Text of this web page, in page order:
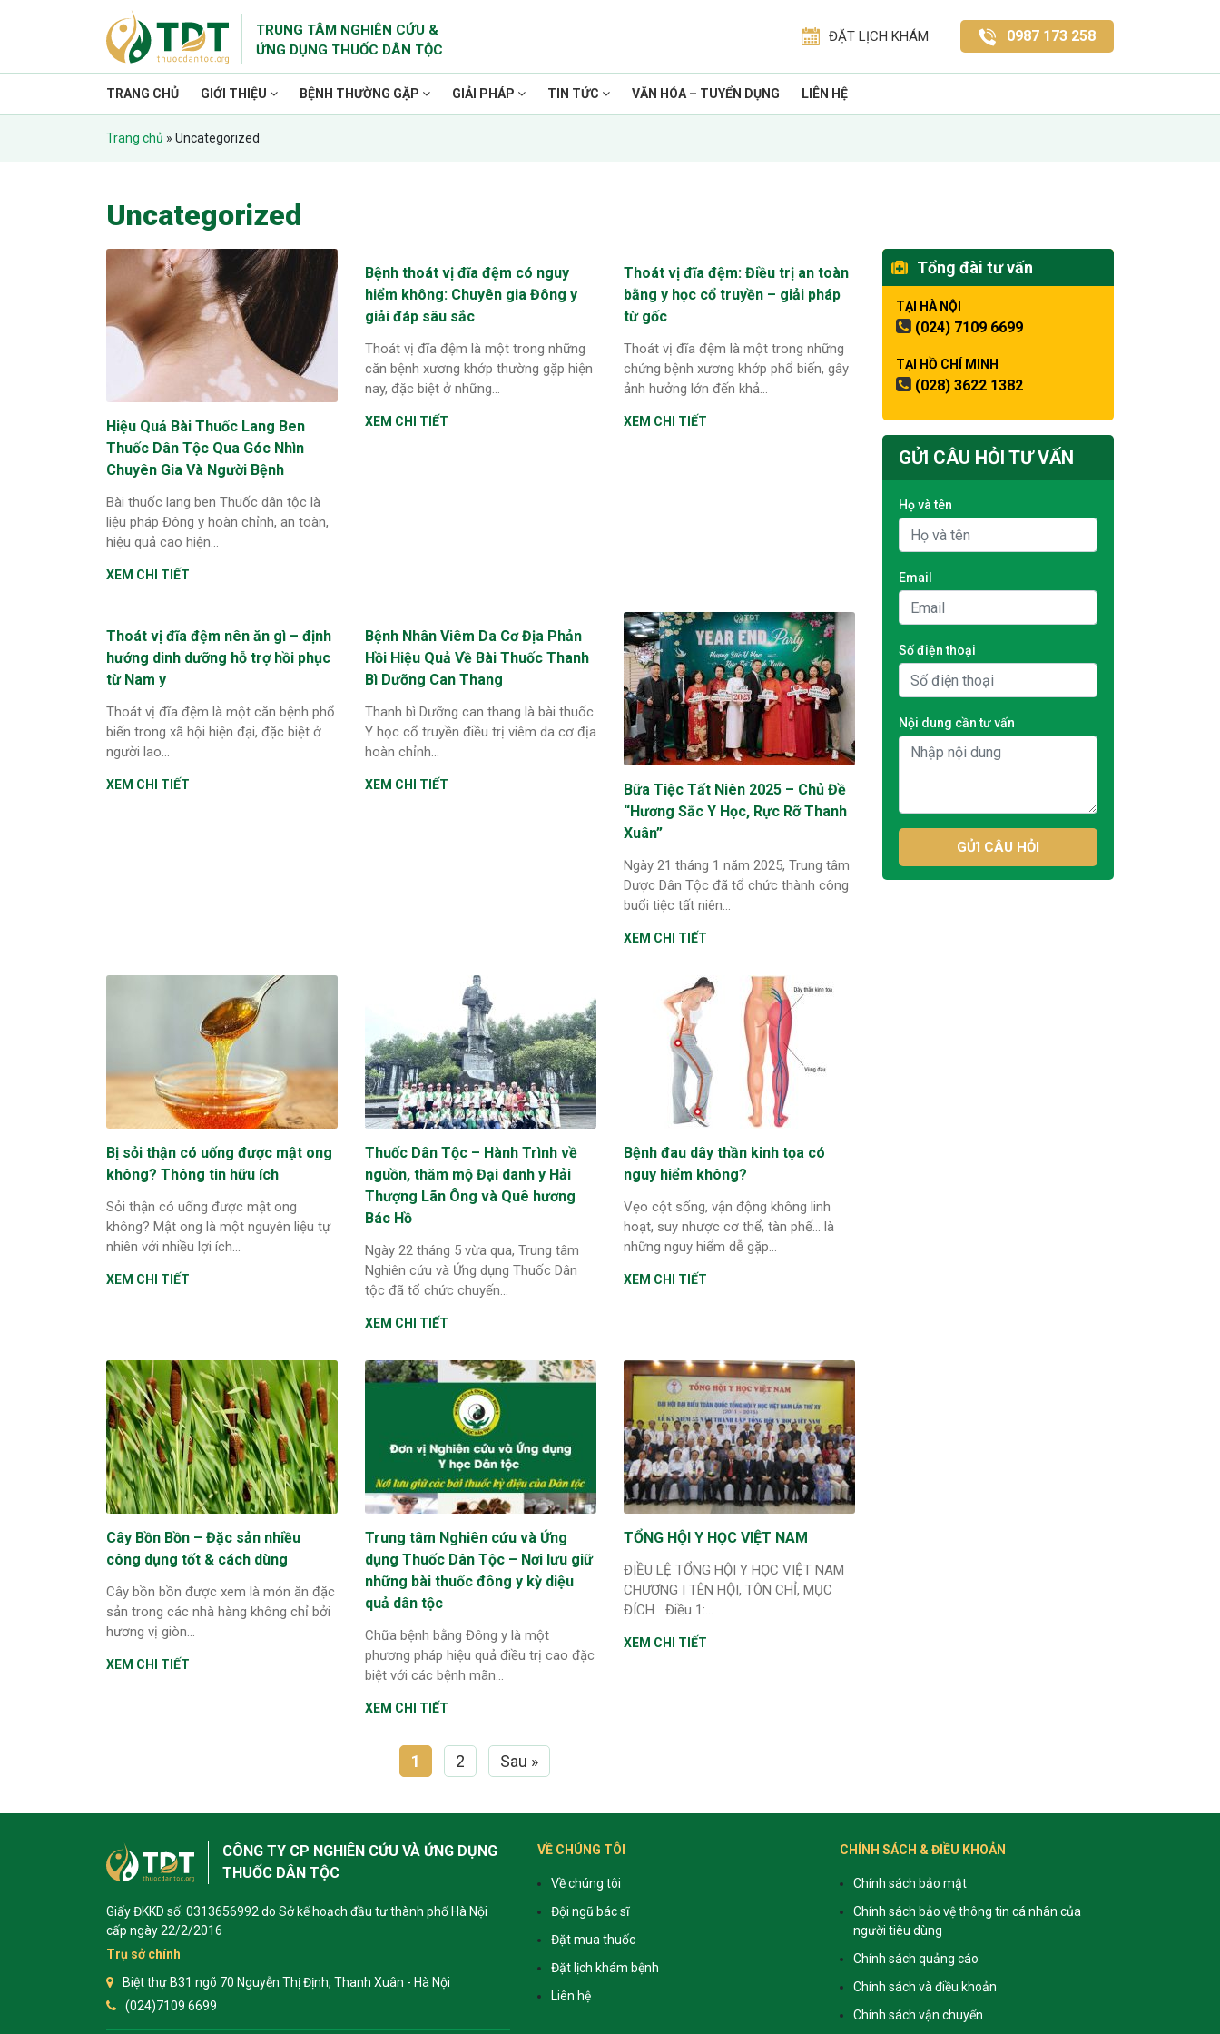
TRUNG TÂM NGHIÊN CỨU &
ỨNG DỤNG THUỐC DÂN TỘC
ĐẶT LỊCH KHÁM 0987 173 258
TRANG CHỦ GIỚI THIỆU BỆNH THƯỜNG GẶP GIẢI PHÁP TIN TỨC VĂN HÓA – TUYỂN DỤNG LIÊN HỆ
Trang chủ » Uncategorized
Uncategorized
Hiệu Quả Bài Thuốc Lang Ben
Thuốc Dân Tộc Qua Góc Nhìn
Chuyên Gia Và Người Bệnh
Bài thuốc lang ben Thuốc dân tộc là
liệu pháp Đông y hoàn chỉnh, an toàn,
hiệu quả cao hiện...
XEM CHI TIẾT
Bệnh thoát vị đĩa đệm có nguy
hiểm không: Chuyên gia Đông y
giải đáp sâu sắc
Thoát vị đĩa đệm là một trong những
căn bệnh xương khớp thường gặp hiện
nay, đặc biệt ở những...
XEM CHI TIẾT
Thoát vị đĩa đệm: Điều trị an toàn
bằng y học cổ truyền – giải pháp
từ gốc
Thoát vị đĩa đệm là một trong những
chứng bệnh xương khớp phổ biến, gây
ảnh hưởng lớn đến khả...
XEM CHI TIẾT
Thoát vị đĩa đệm nên ăn gì – định
hướng dinh dưỡng hỗ trợ hồi phục
từ Nam y
Thoát vị đĩa đệm là một căn bệnh phổ
biến trong xã hội hiện đại, đặc biệt ở
người lao...
XEM CHI TIẾT
Bệnh Nhân Viêm Da Cơ Địa Phản
Hồi Hiệu Quả Về Bài Thuốc Thanh
Bì Dưỡng Can Thang
Thanh bì Dưỡng can thang là bài thuốc
Y học cổ truyền điều trị viêm da cơ địa
hoàn chỉnh...
XEM CHI TIẾT
Bữa Tiệc Tất Niên 2025 – Chủ Đề
“Hương Sắc Y Học, Rực Rỡ Thanh
Xuân”
Ngày 21 tháng 1 năm 2025, Trung tâm
Dược Dân Tộc đã tổ chức thành công
buổi tiệc tất niên...
XEM CHI TIẾT
Bị sỏi thận có uống được mật ong
không? Thông tin hữu ích
Sỏi thận có uống được mật ong
không? Mật ong là một nguyên liệu tự
nhiên với nhiều lợi ích...
XEM CHI TIẾT
Thuốc Dân Tộc – Hành Trình về
nguồn, thăm mộ Đại danh y Hải
Thượng Lãn Ông và Quê hương
Bác Hồ
Ngày 22 tháng 5 vừa qua, Trung tâm
Nghiên cứu và Ứng dụng Thuốc Dân
tộc đã tổ chức chuyến...
XEM CHI TIẾT
Bệnh đau dây thần kinh tọa có
nguy hiểm không?
Vẹo cột sống, vận động không linh
hoạt, suy nhược cơ thể, tàn phế... là
những nguy hiểm dễ gặp...
XEM CHI TIẾT
Cây Bồn Bồn – Đặc sản nhiều
công dụng tốt & cách dùng
Cây bồn bồn được xem là món ăn đặc
sản trong các nhà hàng không chỉ bởi
hương vị giòn...
XEM CHI TIẾT
Trung tâm Nghiên cứu và Ứng
dụng Thuốc Dân Tộc – Nơi lưu giữ
những bài thuốc đông y kỳ diệu
quả dân tộc
Chữa bệnh bằng Đông y là một
phương pháp hiệu quả điều trị cao đặc
biệt với các bệnh mãn...
XEM CHI TIẾT
TỔNG HỘI Y HỌC VIỆT NAM
ĐIỀU LỆ TỔNG HỘI Y HỌC VIỆT NAM
CHƯƠNG I TÊN HỘI, TÔN CHỈ, MỤC
ĐÍCH Điều 1:...
XEM CHI TIẾT
1 2 Sau »
Tổng đài tư vấn
TẠI HÀ NỘI
(024) 7109 6699
TẠI HỒ CHÍ MINH
(028) 3622 1382
GỬI CÂU HỎI TƯ VẤN
Họ và tên
Email
Số điện thoại
Nội dung cần tư vấn
GỬI CÂU HỎI
CÔNG TY CP NGHIÊN CỨU VÀ ỨNG DỤNG
THUỐC DÂN TỘC
Giấy ĐKKD số: 0313656992 do Sở kế hoạch đầu tư thành phố Hà Nội
cấp ngày 22/2/2016
Trụ sở chính
Biệt thự B31 ngõ 70 Nguyễn Thị Định, Thanh Xuân - Hà Nội
(024)7109 6699
VỀ CHÚNG TÔI
Về chúng tôi
Đội ngũ bác sĩ
Đặt mua thuốc
Đặt lịch khám bệnh
Liên hệ
CHÍNH SÁCH & ĐIỀU KHOẢN
Chính sách bảo mật
Chính sách bảo vệ thông tin cá nhân của
người tiêu dùng
Chính sách quảng cáo
Chính sách và điều khoản
Chính sách vận chuyển